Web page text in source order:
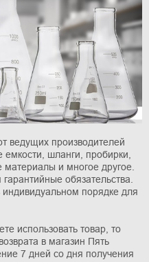
ведущих производителей
шланги, пробирки,
и многое другое.
обязательства.
индивидуальном порядке для
использовать товар, то
в магазин Пять
7 дней со дня получения